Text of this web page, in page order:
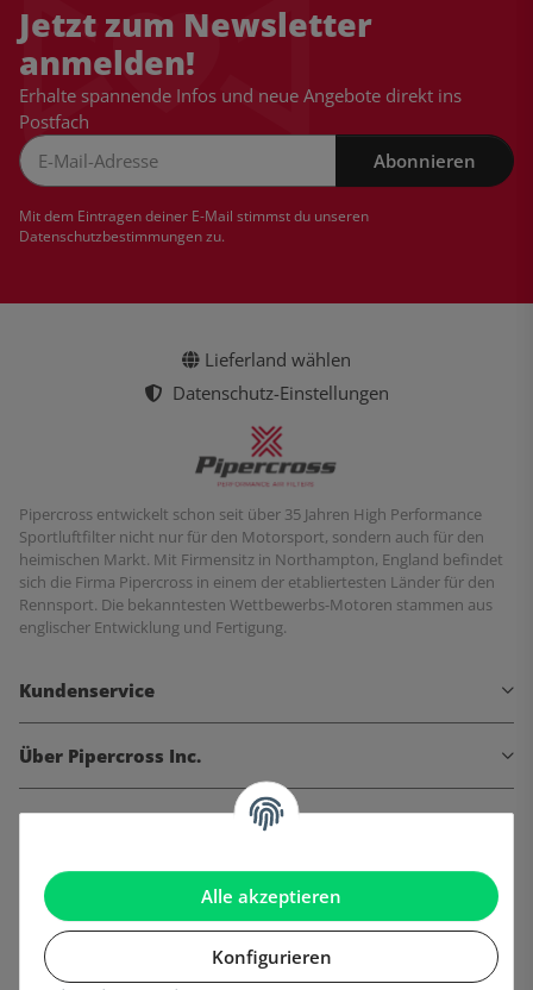
Alle akzeptieren
Konfigurieren
Jetzt zum Newsletter
anmelden!
Erhalte spannende Infos und neue Angebote direkt ins
Postfach
Abonnieren
Mit dem Eintragen deiner E-Mail stimmst du unseren
Datenschutzbestimmungenzu.
Lieferland wählen
Datenschutz-Einstellungen
Pipercross entwickelt schon seit über 35 Jahren High Performance
Sportluftfilter nicht nur für den Motorsport, sondern auch für den
heimischen Markt. Mit Firmensitz in Northampton, England befindet
sich die Firma Pipercross in einem der etabliertesten Länder für den
Rennsport. Die bekanntesten Wettbewerbs-Motoren stammen aus
englischer Entwicklung und Fertigung.
Kundenservice
Über Pipercross Inc.
Informationen
Gesetzliche Informationen